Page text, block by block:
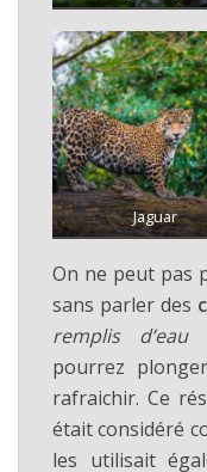
Jaguar
On ne peut pas
sans parler des
remplis d’eau
pourrez
rafraichir. Ce
était considéré
les utilisait